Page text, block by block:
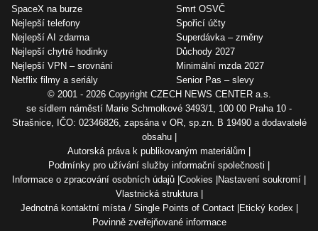
SpaceX na burze
Nejlepší telefony
Nejlepší AI zdarma
Nejlepší chytré hodinky
Nejlepší VPN – srovnání
Netflix filmy a seriály
Smrt OSVČ
Spořicí účty
Superdávka – změny
Důchody 2027
Minimální mzda 2027
Senior Pas – slevy
© 2001 - 2026 Copyright CZECH NEWS CENTER a.s.
se sídlem náměstí Marie Schmolkové 3493/1, 100 00 Praha 10 -
Strašnice, IČO: 02346826, zapsána v OR, sp.zn. B 19490 a dodavatelé
obsahu
Autorská práva k publikovaným materiálům
Podmínky pro užívání služby informační společnosti
Informace o zpracování osobních údajů Cookies
Nastavení soukromí
Vlastnická struktura
Jednotná kontaktní místa / Single Points of Contact
Etický kodex
Povinně zveřejňované informace